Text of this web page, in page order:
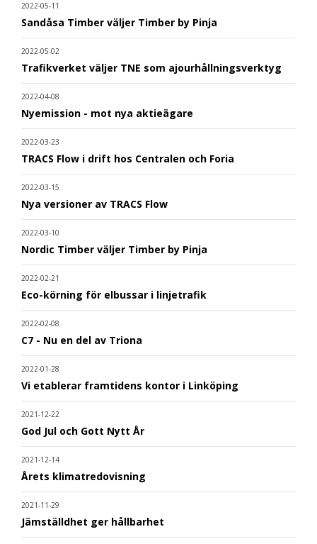
2022-05-11
Sandåsa Timber väljer Timber by Pinja
2022-05-02
Trafikverket väljer TNE som ajourhållningsverktyg
2022-04-08
Nyemission - mot nya aktieägare
2022-03-23
TRACS Flow i drift hos Centralen och Foria
2022-03-15
Nya versioner av TRACS Flow
2022-03-10
Nordic Timber väljer Timber by Pinja
2022-02-21
Eco-körning för elbussar i linjetrafik
2022-02-08
C7 - Nu en del av Triona
2022-01-28
Vi etablerar framtidens kontor i Linköping
2021-12-22
God Jul och Gott Nytt År
2021-12-14
Årets klimatredovisning
2021-11-29
Jämställdhet ger hållbarhet